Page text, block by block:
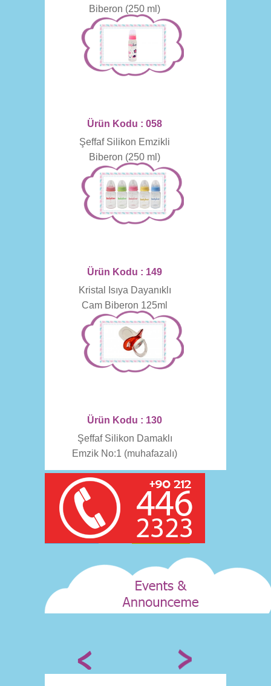
Biberon (250 ml)
Ürün Kodu : 058
Şeffaf Silikon Emzikli
Biberon (250 ml)
Ürün Kodu : 149
Kristal Isıya Dayanıklı
Cam Biberon 125ml
Ürün Kodu : 130
Şeffaf Silikon Damaklı
Emzik No:1 (muhafazalı)